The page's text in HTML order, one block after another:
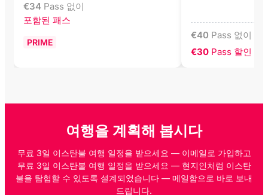
€34 Pass 없이
포함된 패스
PRIME
€40 Pass 없이
€30 Pass 할인 가
여행을 계획해 봅시다
무료 3일 이스탄불 여행 일정을 받으세요 — 이메일로 가입하고
무료 3일 이스탄불 여행 일정을 받으세요 — 현지인처럼 이스탄
불을 탐험할 수 있도록 설계되었습니다 — 메일함으로 바로 보내
드립니다.